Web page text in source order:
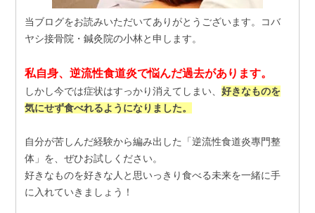
当ブログをお読みいただいてありがとうございます。コバ
ヤシ接骨院・鍼灸院の小林と申します。
私自身、逆流性食道炎で悩んだ過去があります。
しかし今では症状はすっかり消えてしまい、好きなものを
気にせず食べれるようになりました。
自分が苦しんだ経験から編み出した「逆流性食道炎專門整
体」を、ぜひお試しください。
好きなものを好きな人と思いっきり食べる未来を一緒に手
に入れていきましょう！